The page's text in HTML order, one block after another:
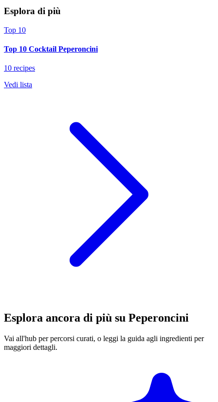
Esplora di più
Top 10
Top 10 Cocktail Peperoncini
10 recipes
Vedi lista
Esplora ancora di più su Peperoncini
Vai all'hub per percorsi curati, o leggi la guida agli ingredienti per
maggiori dettagli.